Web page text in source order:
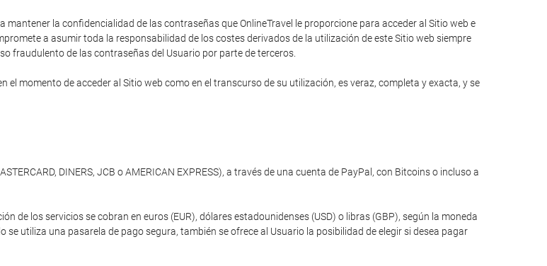
la confidencialidad de las contraseñas que OnlineTravel le proporcione para acceder al Sitio web e
a asumir toda la responsabilidad de los costes derivados de la utilización de este Sitio web siempre
fraudulento de las contraseñas del Usuario por parte de terceros.
momento de acceder al Sitio web como en el transcurso de su utilización, es veraz, completa y exacta, y se
DINERS, JCB o AMERICAN EXPRESS), a través de una cuenta de PayPal, con Bitcoins o incluso a
de los servicios se cobran en euros (EUR), dólares estadounidenses (USD) o libras (GBP), según la moneda
utiliza una pasarela de pago segura, también se ofrece al Usuario la posibilidad de elegir si desea pagar